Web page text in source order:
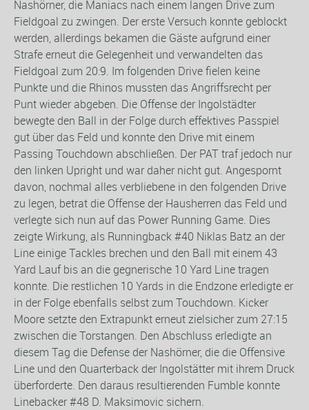
Nashörner, die Maniacs nach einem langen Drive zum
Fieldgoal zu zwingen. Der erste Versuch konnte geblockt
werden, allerdings bekamen die Gäste aufgrund einer
Strafe erneut die Gelegenheit und verwandelten das
Fieldgoal zum 20:9. Im folgenden Drive fielen keine
Punkte und die Rhinos mussten das Angriffsrecht per
Punt wieder abgeben. Die Offense der Ingolstädter
bewegte den Ball in der Folge durch effektives Passpiel
gut über das Feld und konnte den Drive mit einem
Passing Touchdown abschließen. Der PAT traf jedoch nur
den linken Upright und war daher nicht gut. Angespornt
davon, nochmal alles verbliebene in den folgenden Drive
zu legen, betrat die Offense der Hausherren das Feld und
verlegte sich nun auf das Power Running Game. Dies
zeigte Wirkung, als Runningback #40 Niklas Batz an der
Line einige Tackles brechen und den Ball mit einem 43
Yard Lauf bis an die gegnerische 10 Yard Line tragen
konnte. Die restlichen 10 Yards in die Endzone erledigte er
in der Folge ebenfalls selbst zum Touchdown. Kicker
Moore setzte den Extrapunkt erneut zielsicher zum 27:15
zwischen die Torstangen. Den Abschluss erledigte an
diesem Tag die Defense der Nashörner, die die Offensive
Line und den Quarterback der Ingolstätter mit ihrem Druck
überforderte. Den daraus resultierenden Fumble konnte
Linebacker #48 D. Maksimovic sichern.